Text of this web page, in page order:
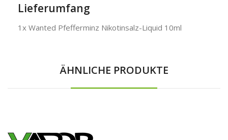
Lieferumfang
1x Wanted Pfefferminz Nikotinsalz-Liquid 10ml
ÄHNLICHE PRODUKTE